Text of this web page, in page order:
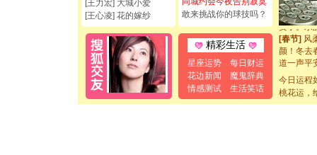
[王力宏] 大城小爱
[王心凌] 花的嫁纱
敢来挑战你的球技吗？
精彩生活
星座运势
每日财运
花边新闻
魔鬼辞典
情感测试
生活笑话
泣，这痛
卖了。水
[春节] 风
颜！冬去
道一声平
[春节]
传
片叶子是
送你一棵
[圣诞节]
今日运程
桃花运，